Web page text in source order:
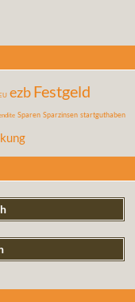
ezbFestgeld
Sparen Sparzinsen startguthaben